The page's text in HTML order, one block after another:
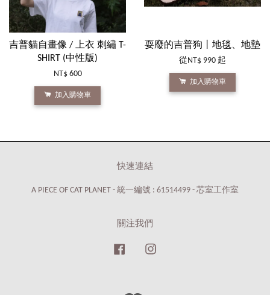
吉普貓自畫像 / 上衣 刺繡 T-
SHIRT (中性版)
NT$ 600
加入購物車
耍廢的吉普狗丨地毯、地墊
從 NT$ 990 起
加入購物車
快速連結
A PIECE OF CAT PLANET - 統一編號 : 61514499 - 芯室工作室
關注我們
Facebook